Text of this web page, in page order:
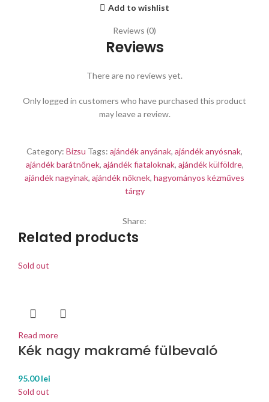
Add to wishlist
Reviews (0)
Reviews
There are no reviews yet.
Only logged in customers who have purchased this product
may leave a review.
Category: Bizsu Tags: ajándék anyának, ajándék anyósnak,
ajándék barátnőnek, ajándék fiataloknak, ajándék külföldre,
ajándék nagyinak, ajándék nőknek, hagyományos kézműves
tárgy
Share:
Related products
Sold out
Read more
Kék nagy makramé fülbevaló
95.00lei
Sold out